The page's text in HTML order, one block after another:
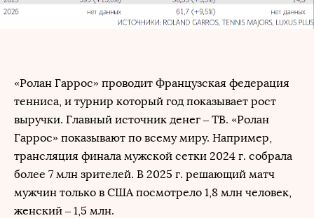
«Ролан Гаррос» проводит Французская федерация
тенниса, и турнир который год показывает рост
выручки. Главный источник денег – ТВ. «Ролан
Гаррос» показывают по всему миру. Например,
трансляция финала мужской сетки 2024 г. собрала
более 7 млн зрителей. В 2025 г. решающий матч
мужчин только в США посмотрело 1,8 млн человек,
женский – 1,5 млн.